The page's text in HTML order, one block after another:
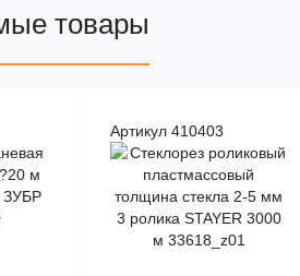
товары
Артикул 410403